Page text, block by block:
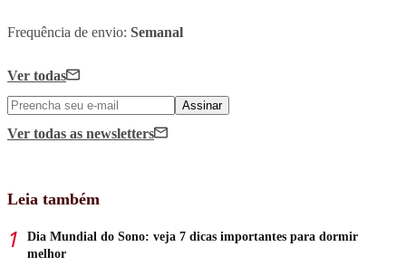
Frequência de envio: Semanal
Ver todas
Assinar
Ver todas as newsletters
Leia também
Dia Mundial do Sono: veja 7 dicas importantes para dormir
melhor